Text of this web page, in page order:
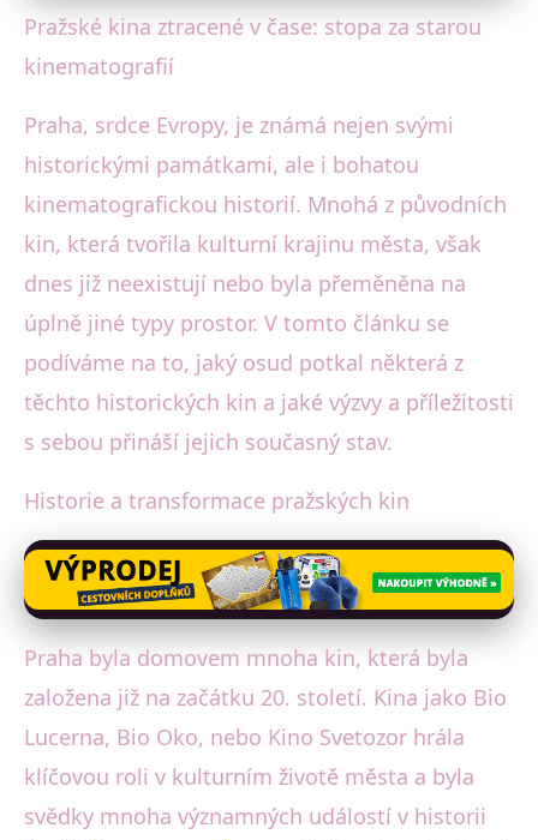
Pražská kina: Od historických
sálů k moderním centrám
kultury
19. 10. 2025· 3 min čtení · Autor: David Jelínek
Pražské kina ztracené v čase: stopa za starou
kinematografií
Praha, srdce Evropy, je známá nejen svými
historickými památkami, ale i bohatou
kinematografickou historií. Mnohá z původních
kin, která tvořila kulturní krajinu města, však
dnes již neexistují nebo byla přeměněna na
úplně jiné typy prostor. V tomto článku se
podíváme na to, jaký osud potkal některá z
těchto historických kin a jaké výzvy a příležitosti
s sebou přináší jejich současný stav.
Historie a transformace pražských kin
Praha byla domovem mnoha kin, která byla
založena již na začátku 20. století. Kina jako Bio
Lucerna, Bio Oko, nebo Kino Svetozor hrála
klíčovou roli v kulturním životě města a byla
svědky mnoha významných událostí v historii